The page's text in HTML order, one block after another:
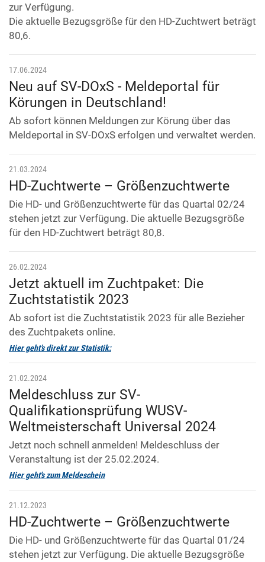
zur Verfügung.
Die aktuelle Bezugsgröße für den HD-Zuchtwert beträgt
80,6.
17.06.2024
Neu auf SV-DOxS - Meldeportal für
Körungen in Deutschland!
Ab sofort können Meldungen zur Körung über das
Meldeportal in SV-DOxS erfolgen und verwaltet werden.
21.03.2024
HD-Zuchtwerte – Größenzuchtwerte
Die HD- und Größenzuchtwerte für das Quartal 02/24
stehen jetzt zur Verfügung. Die aktuelle Bezugsgröße
für den HD-Zuchtwert beträgt 80,8.
26.02.2024
Jetzt aktuell im Zuchtpaket: Die
Zuchtstatistik 2023
Ab sofort ist die Zuchtstatistik 2023 für alle Bezieher
des Zuchtpakets online.
Hier geht’s direkt zur Statistik:
21.02.2024
Meldeschluss zur SV-
Qualifikationsprüfung WUSV-
Weltmeisterschaft Universal 2024
Jetzt noch schnell anmelden! Meldeschluss der
Veranstaltung ist der 25.02.2024.
Hier geht's zum Meldeschein
21.12.2023
HD-Zuchtwerte – Größenzuchtwerte
Die HD- und Größenzuchtwerte für das Quartal 01/24
stehen jetzt zur Verfügung. Die aktuelle Bezugsgröße